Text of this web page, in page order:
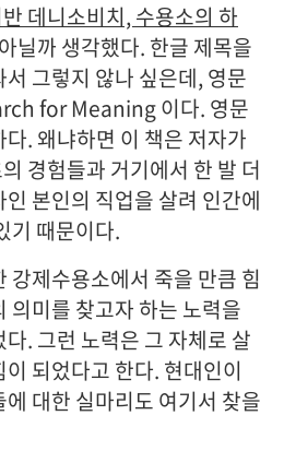
반 데니소비치, 수용소의 하
닐까 생각했다. 한글 제목을
그렇지 않나 싶은데, 영문
for Meaning 이다. 영문
. 왜냐하면 이 책은 저자가
경험들과 거기에서 한 발 더
본인의 직업을 살려 인간에
기 때문이다.
강제수용소에서 죽을 만큼 힘
의미를 찾고자 하는 노력을
. 그런 노력은 그 자체로 살
되었다고 한다. 현대인이
대한 실마리도 여기서 찾을